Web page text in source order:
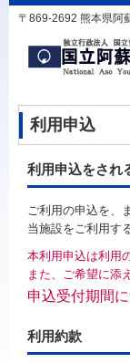
〒869-2692 熊本県阿
利用申込
利用申込をされ
ご利用の申込を、
当施設をご利用す
本利用申込は利用
また、ご希望に添
申込受付期間
利用約款